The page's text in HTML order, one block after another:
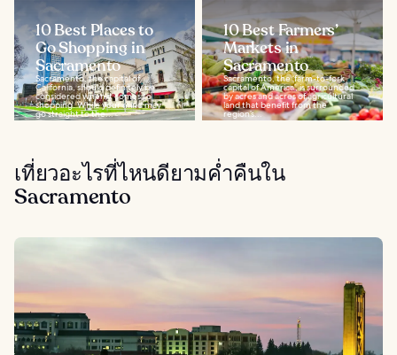
10 Best Places to
Go Shopping in
Sacramento
Sacramento, the capital of
California, should definitely be
considered when it comes to
shopping. While your mind may
go straight to the...
10 Best Farmers’
Markets in
Sacramento
Sacramento, the ‘farm-to-fork
capital of America’, is surrounded
by acres and acres of agricultural
land that benefit from the
region’s...
เที่ยวอะไรที่ไหนดียามค่ำคืนใน
Sacramento